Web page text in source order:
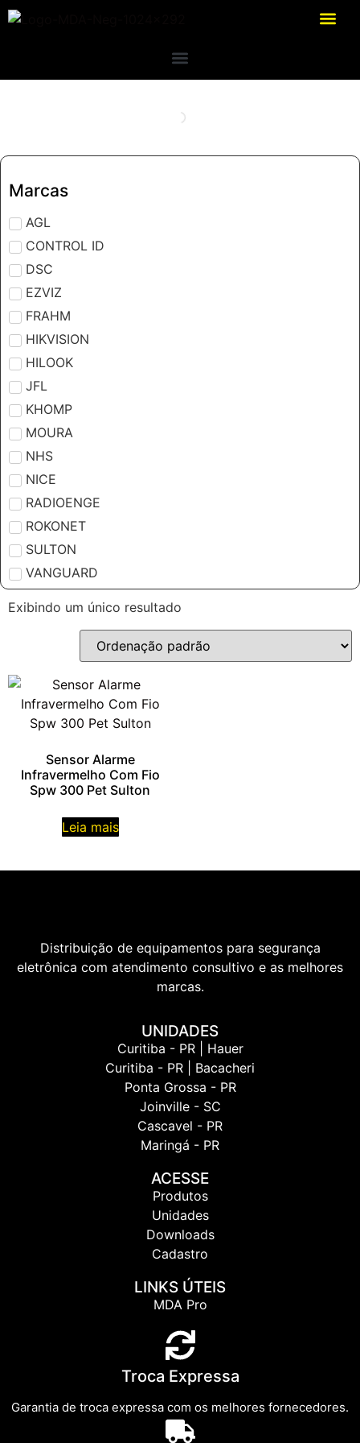
Marcas
AGL
CONTROL ID
DSC
EZVIZ
FRAHM
HIKVISION
HILOOK
JFL
KHOMP
MOURA
NHS
NICE
RADIOENGE
ROKONET
SULTON
VANGUARD
Exibindo um único resultado
Sensor Alarme
Infravermelho Com Fio
Spw 300 Pet Sulton
Leia mais
Distribuição de equipamentos para segurança
eletrônica com atendimento consultivo e as melhores
marcas.
UNIDADES
Curitiba - PR | Hauer
Curitiba - PR | Bacacheri
Ponta Grossa - PR
Joinville - SC
Cascavel - PR
Maringá - PR
ACESSE
Produtos
Unidades
Downloads
Cadastro
LINKS ÚTEIS
MDA Pro
Troca Expressa
Garantia de troca expressa com os melhores fornecedores.